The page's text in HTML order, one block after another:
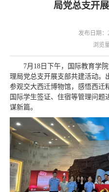
局党总支开
发布日期：
浏览
7月18日下午，国际教育学
理局党总支开展支部共建活动。
参观交大西迁博物馆，感悟西迁
国际学生签证、住宿等管理问题
谋新篇。